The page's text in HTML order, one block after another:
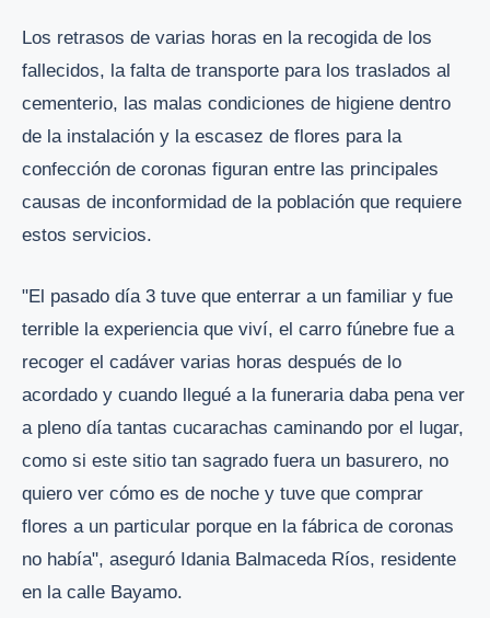
Los retrasos de varias horas en la recogida de los
fallecidos, la falta de transporte para los traslados al
cementerio, las malas condiciones de higiene dentro
de la instalación y la escasez de flores para la
confección de coronas figuran entre las principales
causas de inconformidad de la población que requiere
estos servicios.
"El pasado día 3 tuve que enterrar a un familiar y fue
terrible la experiencia que viví, el carro fúnebre fue a
recoger el cadáver varias horas después de lo
acordado y cuando llegué a la funeraria daba pena ver
a pleno día tantas cucarachas caminando por el lugar,
como si este sitio tan sagrado fuera un basurero, no
quiero ver cómo es de noche y tuve que comprar
flores a un particular porque en la fábrica de coronas
no había", aseguró Idania Balmaceda Ríos, residente
en la calle Bayamo.